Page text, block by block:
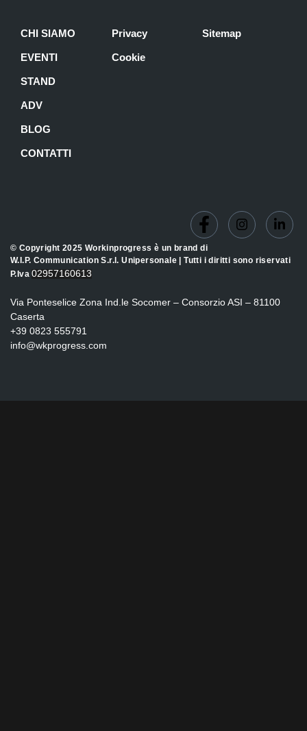
CHI SIAMO
EVENTI
STAND
ADV
BLOG
CONTATTI
Privacy
Cookie
Sitemap
© Copyright 2025 Workinprogress è un brand di
W.I.P. Communication S.r.l. Unipersonale | Tutti i diritti sono riservati
P.Iva02957160613
Via Ponteselice Zona Ind.le Socomer – Consorzio ASI – 81100
Caserta
+39 0823 555791
info@wkprogress.com